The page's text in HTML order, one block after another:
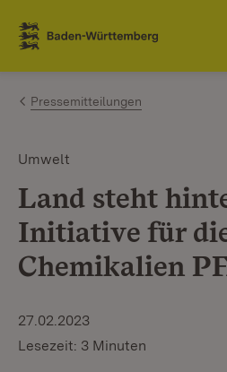
Zum Inhalt springen
Link zur Startseite
Pressemitteilungen
Umwelt
Land steht
Initiative für
Chemikalien
27.02.2023
Lesezeit: 3 Minuten